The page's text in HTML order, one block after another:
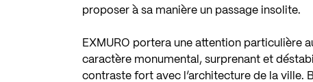
proposer à sa manière un passage insolite.
EXMURO portera une attention particulière
caractère monumental, surprenant et
contraste fort avec l’architecture de la ville.